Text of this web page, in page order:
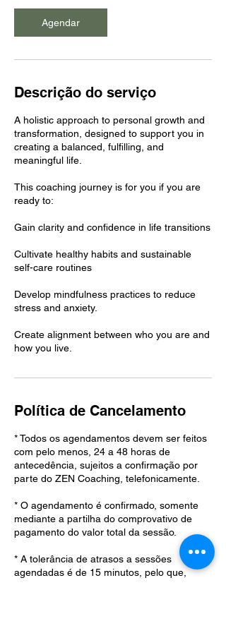
m
i
Agendar
Descrição do serviço
A holistic approach to personal growth and
transformation, designed to support you in
creating a balanced, fulfilling, and
meaningful life.
This coaching journey is for you if you are
ready to:
Gain clarity and confidence in life transitions
Cultivate healthy habits and sustainable
self-care routines
Develop mindfulness practices to reduce
stress and anxiety.
Create alignment between who you are and
how you live.
Política de Cancelamento
* Todos os agendamentos devem ser feitos
com pelo menos, 24 a 48 horas de
antecedência, sujeitos a confirmação por
parte do ZEN Coaching, telefonicamente.
* O agendamento é confirmado, somente
mediante a partilha do comprovativo de
pagamento do valor total da sessão.
* A tolerância de atrasos a sessões
agendadas é de 15 minutos, pelo que,